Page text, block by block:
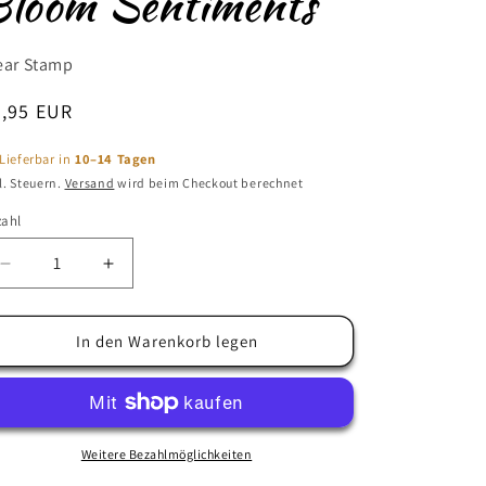
Stamp
EUR
in 10–14 Tagen
Steuern. Versand wird beim Checkout berechnet
Verringere
die
Menge
Beautiful
Bloom
Sentiments
Erhöhe
die
Menge
für
Beautiful
Blooms
-
Bloom
Sentiments
In den Warenkorb legen
Weitere Bezahlmöglichkeiten